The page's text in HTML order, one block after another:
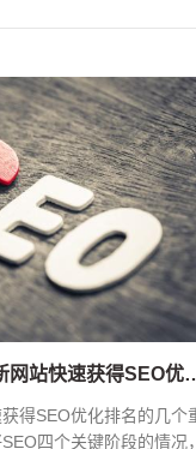
几个重要阶段让一个新
得SEO优化排名的几个
四个关键阶段的情况，